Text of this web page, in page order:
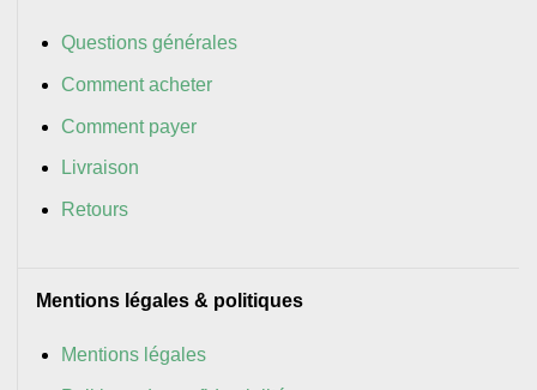
Questions générales
Comment acheter
Comment payer
Livraison
Retours
Mentions légales & politiques
Mentions légales